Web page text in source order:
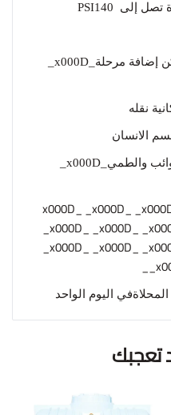
تصل إلى PSI140
نقله
الانسان
_x000D_
_x000D__x000D_
_x000D__x000D_
في اليوم الواحد
تعجبك